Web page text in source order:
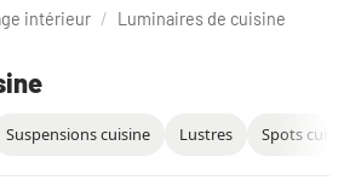
intérieur / Luminaires de cuisine
Suspensions cuisine Lustres Spots